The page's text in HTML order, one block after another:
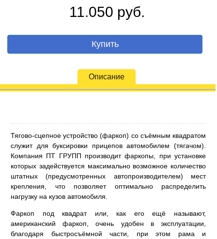
11.050 руб.
Купить
Описание
Тягово-сцепное устройство (фаркоп) со съёмным квадратом
служит для буксировки прицепов автомобилем (тягачом).
Компания ПТ ГРУПП производит фаркопы, при установке
которых задействуется максимально возможное количество
штатных (предусмотренных автопроизводителем) мест
крепления, что позволяет оптимально распределить
нагрузку на кузов автомобиля.
Фаркоп под квадрат или, как его ещё называют,
американский фаркоп, очень удобен в эксплуатации,
благодаря быстросъёмной части, при этом рама и